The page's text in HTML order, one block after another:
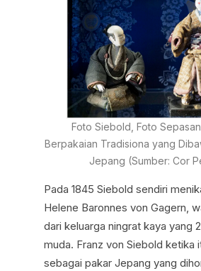
Foto Siebold, Foto
Berpakaian Tradisiona yang
Jepang (Sumber: Cor
Pada 1845 Siebold sendiri
Helene Baronnes von Gagern,
dari keluarga ningrat kaya yang
muda. Franz von Siebold ketika
sebagai pakar Jepang yang